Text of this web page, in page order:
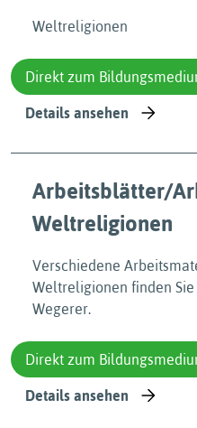
Weltreligionen
Direkt zum
Details ansehen
Arbeitsblätter/
Weltreligionen
Verschiedene
Weltreligionen finden
Wegerer.
Direkt zum
Details ansehen